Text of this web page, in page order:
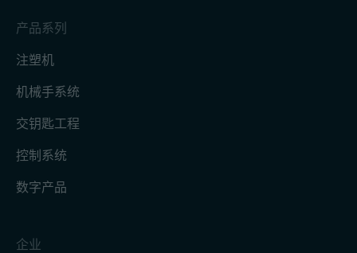
产品系列
注塑机
机械手系统
交钥匙工程
控制系统
数字产品
企业